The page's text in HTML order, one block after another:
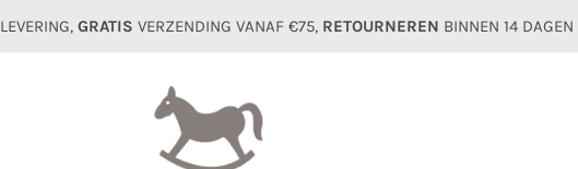
LEVERING, GRATIS VERZENDING VANAF €75, RETOURNEREN BINNEN 14 DAGEN